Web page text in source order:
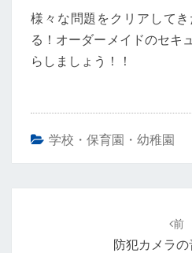
様々な問題をクリアして
る！オーダーメイドのセキ
らしましょう！！
学校・保育園・幼稚園
前
防犯カメラ